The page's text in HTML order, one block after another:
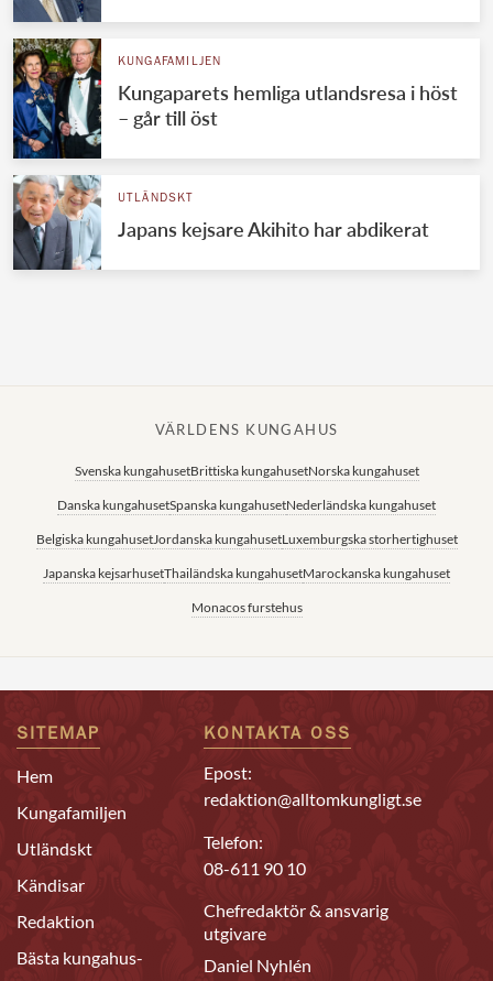
Danska kungahuset
Spanska kungahuset
Jordanska kungahuset
KUNGAFAMILJEN
Kungaparets hemliga utlandsresa i höst
– går till öst
UTLÄNDSKT
Japans kejsare Akihito har abdikerat
VÄRLDENS KUNGAHUS
Svenska kungahusetBrittiska kungahusetNorska kungahuset
Danska kungahusetSpanska kungahusetNederländska kungahuset
Belgiska kungahusetJordanska kungahusetLuxemburgska storhertighuset
Japanska kejsarhusetThailändska kungahusetMarockanska kungahuset
Monacos furstehus
SITEMAP
Hem
Kungafamiljen
Utländskt
Kändisar
Redaktion
Bästa kungahus-
KONTAKTA OSS
Epost:
redaktion@alltomkungligt.se
Telefon:
08-611 90 10
Chefredaktör & ansvarig
utgivare
Daniel Nyhlén